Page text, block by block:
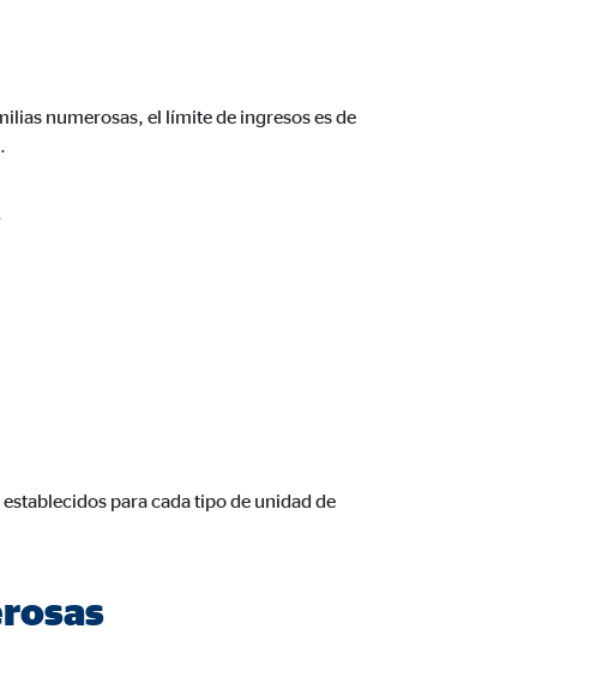
numerosas, el límite de ingresos es de
para cada tipo de unidad de